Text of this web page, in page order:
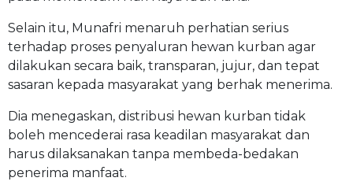
Selain itu, Munafri menaruh perhatian serius
terhadap proses penyaluran hewan kurban agar
dilakukan secara baik, transparan, jujur, dan tepat
sasaran kepada masyarakat yang berhak menerima.
Dia menegaskan, distribusi hewan kurban tidak
boleh mencederai rasa keadilan masyarakat dan
harus dilaksanakan tanpa membeda-bedakan
penerima manfaat.